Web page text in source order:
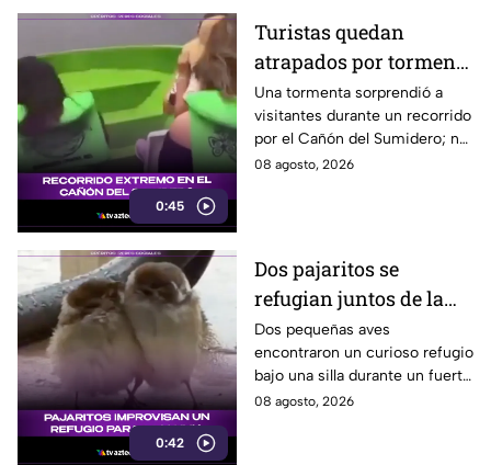
0:45
Turistas quedan
atrapados por tormenta
en el Cañón del
Sumidero
Una tormenta sorprendió a
visitantes durante un recorrido
por el Cañón del Sumidero; no
se reportaron personas heridas
08 agosto, 2026
0:42
Dos pajaritos se
refugian juntos de la
lluvia y se vuelven
virales
Dos pequeñas aves
encontraron un curioso refugio
bajo una silla durante un fuerte
aguacero y conmovieron a
08 agosto, 2026